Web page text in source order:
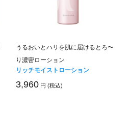
うるおいとハリを肌に届けるとろ〜
り濃密ローション
リッチモイストローション
3,960 円 (税込)